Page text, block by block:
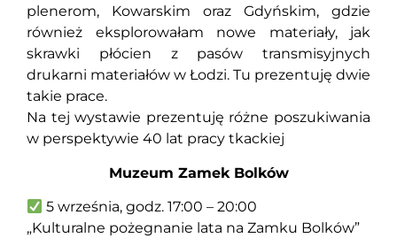
plenerom, Kowarskim oraz Gdyńskim, gdzie
również eksplorowałam nowe materiały, jak
skrawki płócien z pasów transmisyjnych
drukarni materiałów w Łodzi. Tu prezentuję dwie
takie prace.
Na tej wystawie prezentuję różne poszukiwania
w perspektywie 40 lat pracy tkackiej
Muzeum Zamek Bolków
5 września, godz. 17:00 – 20:00
„Kulturalne pożegnanie lata na Zamku Bolków”